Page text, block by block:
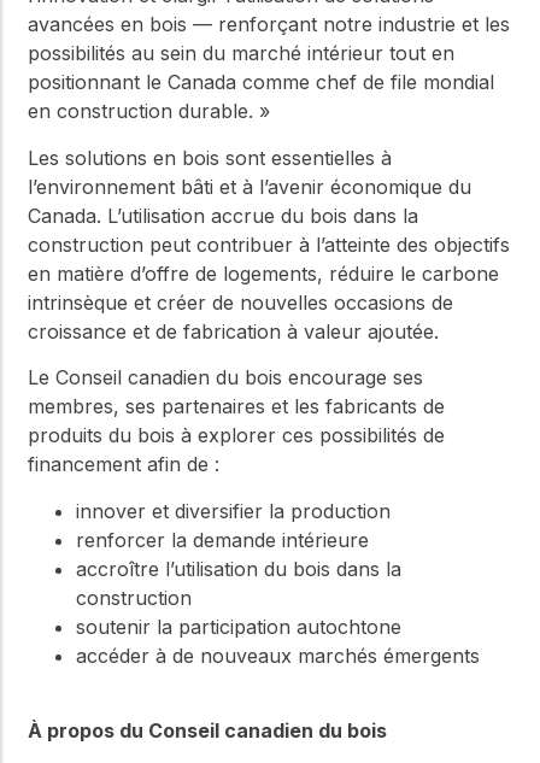
avancées en bois — renforçant notre industrie et les
possibilités au sein du marché intérieur tout en
positionnant le Canada comme chef de file mondial
en construction durable. »
Les solutions en bois sont essentielles à
l’environnement bâti et à l’avenir économique du
Canada. L’utilisation accrue du bois dans la
construction peut contribuer à l’atteinte des objectifs
en matière d’offre de logements, réduire le carbone
intrinsèque et créer de nouvelles occasions de
croissance et de fabrication à valeur ajoutée.
Le Conseil canadien du bois encourage ses
membres, ses partenaires et les fabricants de
produits du bois à explorer ces possibilités de
financement afin de :
innover et diversifier la production
renforcer la demande intérieure
accroître l’utilisation du bois dans la
construction
soutenir la participation autochtone
accéder à de nouveaux marchés émergents
À propos du Conseil canadien du bois